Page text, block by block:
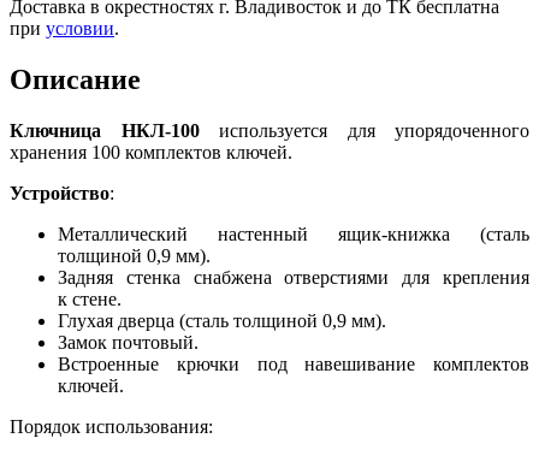
Доставка в окрестностях г. Владивосток и до ТК бесплатна
при условии.
Описание
Ключница НКЛ-100 используется для упорядоченного
хранения 100 комплектов ключей.
Устройство:
Металлический настенный ящик-книжка (сталь
толщиной 0,9 мм).
Задняя стенка снабжена отверстиями для крепления
к стене.
Глухая дверца (сталь толщиной 0,9 мм).
Замок почтовый.
Встроенные крючки под навешивание комплектов
ключей.
Порядок использования: